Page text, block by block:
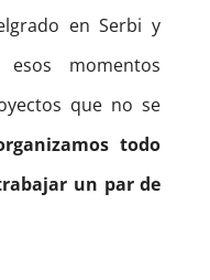
en Serbi y
esos momentos
que no se
todo
un par de